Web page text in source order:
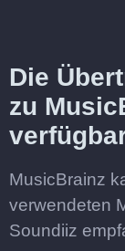
Die
zu
MusicBrainz
verwendeten
Soundiiz